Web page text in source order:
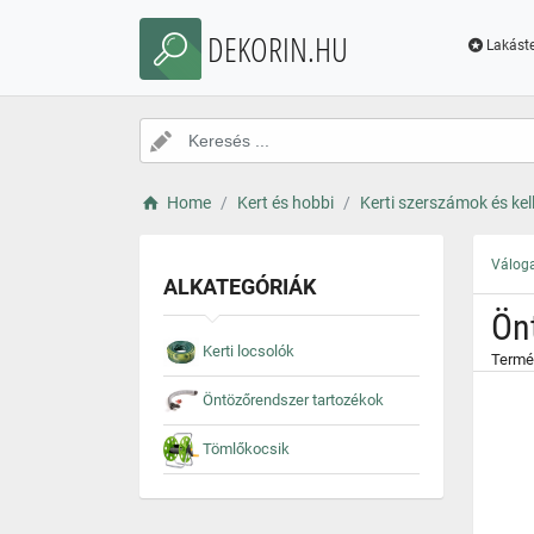
DEKORIN.HU
Home Kert és hobbi Kerti szerszámok és
ALKATEGÓRIÁK
Kerti locsolók
Öntözőrendszer tartozékok
Tömlőkocsik